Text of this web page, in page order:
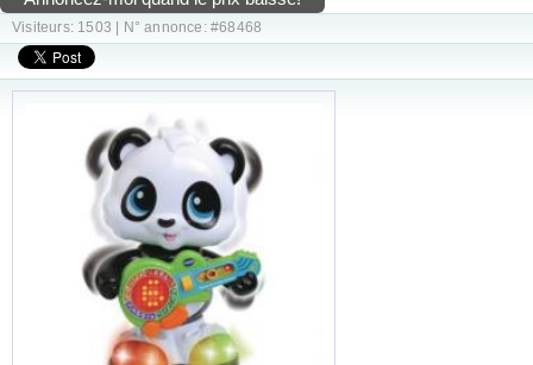
Visiteurs: 1503 | N° annonce: #68468